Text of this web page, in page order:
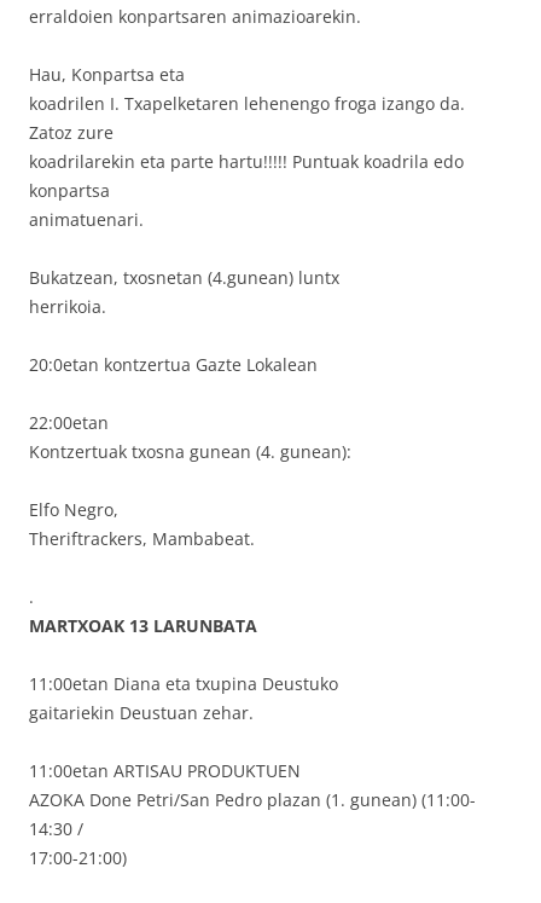
erraldoien konpartsaren animazioarekin.
Hau, Konpartsa eta
koadrilen I. Txapelketaren lehenengo froga izango da.
Zatoz zure
koadrilarekin eta parte hartu!!!!! Puntuak koadrila edo
konpartsa
animatuenari.
Bukatzean, txosnetan (4.gunean) luntx
herrikoia.
20:0etan kontzertua Gazte Lokalean
22:00etan
Kontzertuak txosna gunean (4. gunean):
Elfo Negro,
Theriftrackers, Mambabeat.
.
MARTXOAK 13 LARUNBATA
11:00etan Diana eta txupina Deustuko
gaitariekin Deustuan zehar.
11:00etan ARTISAU PRODUKTUEN
AZOKA Done Petri/San Pedro plazan (1. gunean) (11:00-
14:30 /
17:00-21:00)